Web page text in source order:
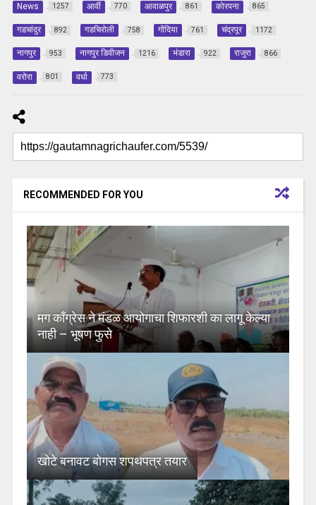
News 1257 आर्वी 770 आवाळपुर 861 कोरपना 865
गडचांदुर 892 गडचिरोली 758 गोंदिया 761 चंद्रपूर 1172
नागपुर 953 नागपुर डिवीजन 1216 भंडारा 922 राजुरा 866
वरोरा 801 वर्धा 773
RECOMMENDED FOR YOU
मग काँग्रेस ने मंडळ आयोगाचा शिफारशी का लागू केल्या
नाही – भूषण फुसे
खोटे बनावट बोगस शपथपत्र तयार